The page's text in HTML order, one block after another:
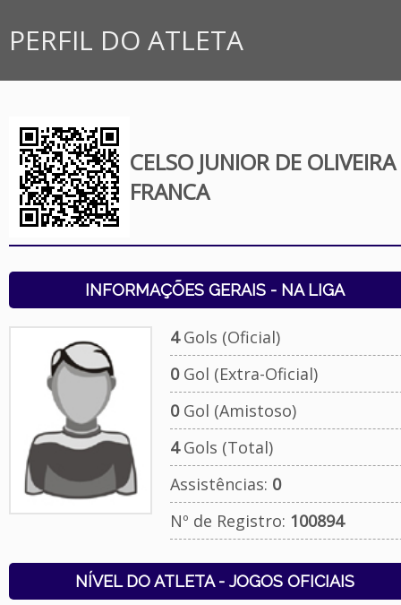
PERFIL DO ATLETA
CELSO JUNIOR DE OLIVEIRA
FRANCA
INFORMAÇÕES GERAIS - NA LIGA
4Gols (Oficial)
0Gol (Extra-Oficial)
0Gol (Amistoso)
4Gols (Total)
Assistências: 0
Nº de Registro: 100894
NÍVEL DO ATLETA - JOGOS OFICIAIS